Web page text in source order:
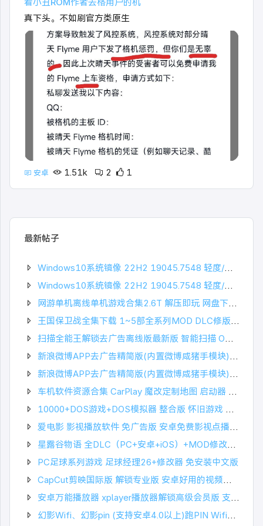
真下头。不如刷官方类原生
安卓 1.51k 2 1
最新帖子
Windows10系统镜像 22H2 19045.7548 轻度/深度精简版 小修系统
Windows10系统镜像 22H2 19045.7548 轻度/深度精简版 小修系统
网游单机离线单机游戏合集2.6T 解压即玩 网盘下载 一键端免安装免配置
王国保卫战全集下载 1~5部全系列MOD DLC修版 安卓+ios+PC电脑版
扫描全能王解锁去广告离线版最新版 智能扫描 OCR文字识别 全面的手机办公工具
新浪微博APP去广告精简版(内置微博咸猪手模块) 最新版 一键去除微博广告
新浪微博APP去广告精简版(内置微博咸猪手模块) 最新版 一键去除微博广告
车机软件资源合集 CarPlay 魔改定制地图 启动器 常用软件工具合集等等
10000+DOS游戏+DOS模拟器 整合版 怀旧游戏 杂志书籍音乐资源 种子下载
爱电影 影视播放软件 免广告版 安卓免费影视点播软件APP
星露谷物语 全DLC（PC+安卓+iOS）+MOD修改器合集+联机 像素风热门游戏
PC足球系列游戏 足球经理26+修改器 免安装中文版
CapCut剪映国际版 解锁专业版 安卓好用的视频编辑工具软件APP下载
安卓万能播放器 xplayer播放器解锁高级会员版 支持高清4KHD硬件解码
幻影Wifi、幻影pin (支持安卓4.0以上)跑PIN Wifi神器 附magisk驱动